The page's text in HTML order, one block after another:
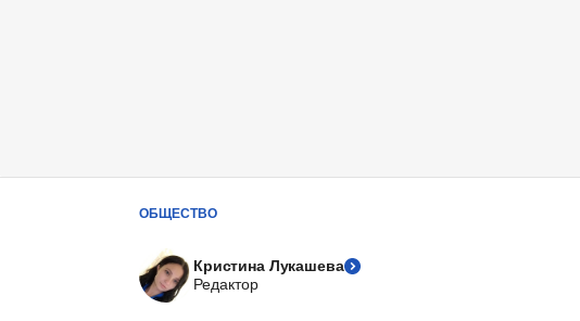
ОБЩЕСТВО
Кристина Лукашева
Редактор